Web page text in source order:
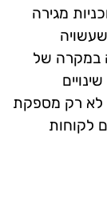
מגירה
במקרה של
לא רק מספקת
לקוחות